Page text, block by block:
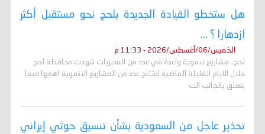
هل ستخطو القيادة الجديدة بلحج نحو مستقبل أكثر
ازدهارا ؟ ...
الخميس/06/أغسطس/2026 - 11:33 م
لحج.. مشاريع تنموية واعدة في عدد من المديريات شهدت محافظة لحج
خلال الايام القليلة الماضية افتتاح عدد من المشاريع التنموية اهمها فيما
يتعلق بالجانب الت
تحذير عاجل من السعودية بشأن تنسيق حوثي إيراني